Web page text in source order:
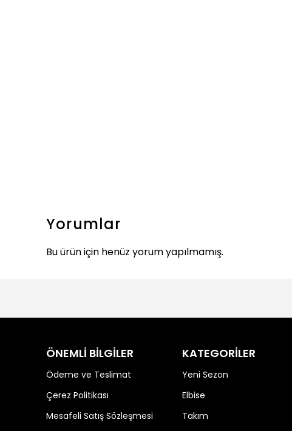
Yorumlar
Bu ürün için henüz yorum yapılmamış.
ÖNEMLİ BİLGİLER
Ödeme ve Teslimat
Çerez Politikası
Mesafeli Satış Sözleşmesi
KATEGORİLER
Yeni Sezon
Elbise
Takım